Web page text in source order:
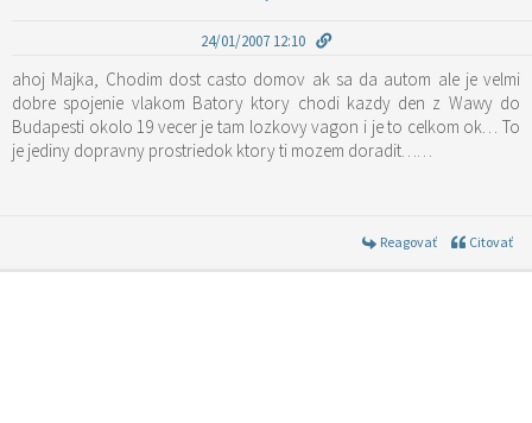
24/01/2007 12:10
ahoj Majka, Chodim dost casto domov ak sa da autom ale je velmi
dobre spojenie vlakom Batory ktory chodi kazdy den z Wawy do
Budapesti okolo 19 vecer je tam lozkovy vagon i je to celkom ok… To
je jediny dopravny prostriedok ktory ti mozem doradit……
Reagovať Citovať